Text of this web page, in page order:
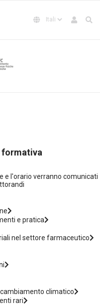
formativa
e l'orario verranno comunicati
e pratica
nel settore farmaceutico
climatico
rari